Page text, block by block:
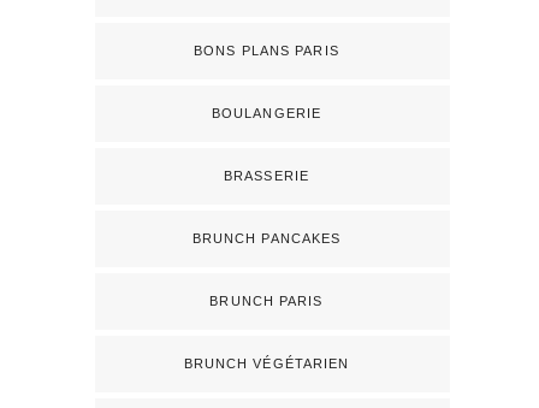
BONS PLANS PARIS
BOULANGERIE
BRASSERIE
BRUNCH PANCAKES
BRUNCH PARIS
BRUNCH VÉGÉTARIEN